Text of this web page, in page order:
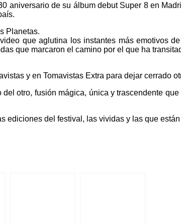
aniversario de su álbum debut Super 8 en
Planetas.
que aglutina los instantes más emotivos
que marcaron el camino por el que ha
y en Tomavistas Extra para dejar cerrado
otro, fusión mágica, única y trascendente
ediciones del festival, las vividas y las que están